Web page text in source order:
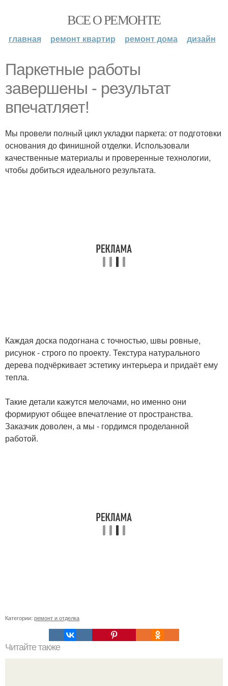
ВСЕ О РЕМОНТЕ
главная ремонт квартир ремонт дома дизайн
Паркетные работы
завершены - результат
впечатляет!
Мы провели полный цикл укладки паркета: от подготовки
основания до финишной отделки. Использовали
качественные материалы и проверенные технологии,
чтобы добиться идеального результата.
Каждая доска подогнана с точностью, швы ровные,
рисунок - строго по проекту. Текстура натурального
дерева подчёркивает эстетику интерьера и придаёт ему
тепла.
Такие детали кажутся мелочами, но именно они
формируют общее впечатление от пространства.
Заказчик доволен, а мы - гордимся проделанной
работой.
Категории: ремонт и отделка
Читайте также